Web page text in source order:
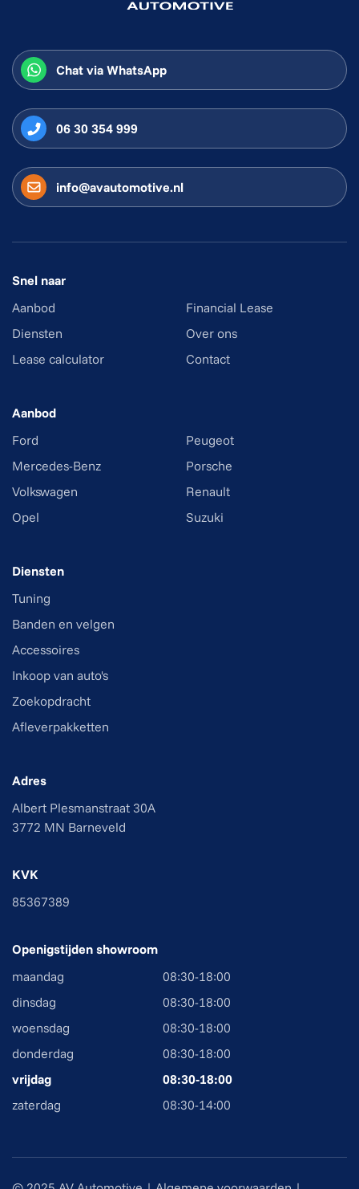
Chat via WhatsApp
06 30 354 999
info@avautomotive.nl
Snel naar
Aanbod
Diensten
Lease calculator
Financial Lease
Over ons
Contact
Aanbod
Ford
Mercedes-Benz
Volkswagen
Opel
Peugeot
Porsche
Renault
Suzuki
Diensten
Tuning
Banden en velgen
Accessoires
Inkoop van auto's
Zoekopdracht
Afleverpakketten
Adres
Albert Plesmanstraat 30A
3772 MN Barneveld
KVK
85367389
Openigstijden showroom
maandag
08:30-18:00
dinsdag
08:30-18:00
woensdag
08:30-18:00
donderdag
08:30-18:00
vrijdag
08:30-18:00
zaterdag
08:30-14:00